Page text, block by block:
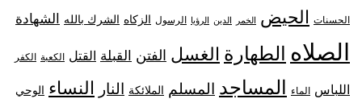
الحسنات الحيض الخمر الدين الرؤيا الرسول الزكاه الشرك بالله الشهادة
الصلاه الطهارة الغسل الفتن القبلة القتل الكعبة الكفر
اللباس الماء المساجد المسلم الملائكة النار النساء الوحي